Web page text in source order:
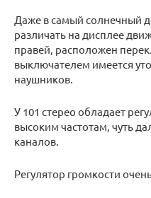
Даже в самый солнечный
различать на дисплее
правей, расположен
выключателем имеется
наушников.
У 101 стерео обладает
высоким частотам, чуть
каналов.
Регулятор громкости